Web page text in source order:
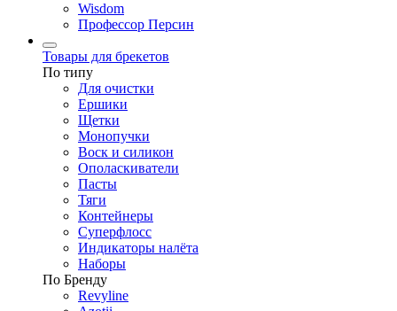
Wisdom
Профессор Персин
Товары для брекетов
По типу
Для очистки
Ершики
Щетки
Монопучки
Воск и силикон
Ополаскиватели
Пасты
Тяги
Контейнеры
Суперфлосс
Индикаторы налёта
Наборы
По Бренду
Revyline